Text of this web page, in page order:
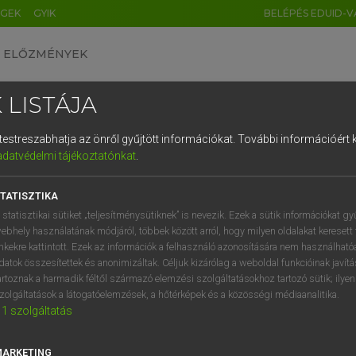
GYIK BELÉPÉS EDUID-
ELŐZMÉNYEK
egyetemes nagyszótár
VAN ELŐFIZETÉSED?
megtekintéséhez.
LISTÁJA
az önről gyűjtött információkat. További információért
tájékoztatónkat.
statisztikai sütiket „teljesítménysütiknek” is nevezik. Ezek a sütik információkat
használatának módjáról, többek között arról, hogy milyen oldalakat keresett
kattintott. Ezek az információk a felhasználó azonosítására nem
összesítettek és anonimizáltak. Céljuk kizárólag a weboldal funkcióinak
a harmadik féltől származó elemzési szolgáltatásokhoz tartozó sütik;
a látogatóelemzések, a hőtérképek és a közösségi médiaanalitika.
1 szolgáltatás
DE CN FR ES IT NL
1 2 3 4 5 6 7 8 9
q w e r t z u i
a s d f g h j k l é
í y x c v b n m , .